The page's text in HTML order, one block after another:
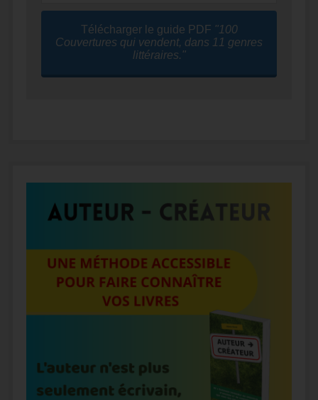
Télécharger le guide PDF "100
Couvertures qui vendent, dans 11 genres
littéraires."